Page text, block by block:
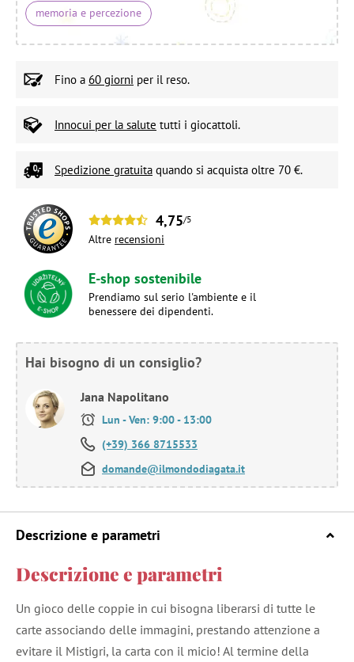
memoria e percezione
Fino a 60 giorni per il reso.
Innocui per la salute tutti i giocattoli.
Spedizione gratuita quando si acquista oltre 70 €.
4,75/5
Altre recensioni
E-shop sostenibile
Prendiamo sul serio l'ambiente e il
benessere dei dipendenti.
Hai bisogno di un consiglio?
Jana Napolitano
Lun - Ven: 9:00 - 13:00
(+39) 366 8715533
domande@ilmondodiagata.it
Descrizione e parametri
Descrizione e parametri
Un gioco delle coppie in cui bisogna liberarsi di tutte le
carte associando delle immagini, prestando attenzione a
evitare il Mistigri, la carta con il micio! Al termine della